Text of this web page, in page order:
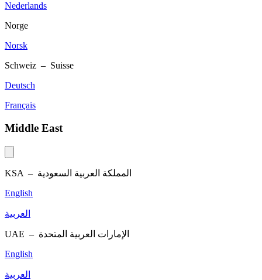
Nederlands
Norge
Norsk
Schweiz – Suisse
Deutsch
Français
Middle East
KSA – المملكة العربية السعودية
English
العربية
UAE – الإمارات العربية المتحدة
English
العربية